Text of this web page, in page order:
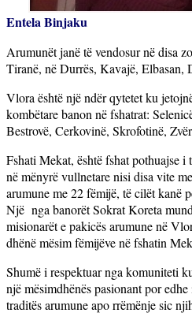
Entela Binjaku
Arumunët janë të vendosur në disa
Tiranë, në Durrës, Kavajë, Elbasan,
Vlora është një ndër qytetet ku
kombëtare banon në fshatrat:
Bestrovë, Cerkovinë, Skrofotinë,
Fshati Mekat, është fshat pothuajse
në mënyrë vullnetare nisi disa vite
arumune me 22 fëmijë, të cilët kanë
Një nga banorët Sokrat Koreta
misionarët e pakicës arumune në
dhënë mësim fëmijëve në fshatin
Shumë i respektuar nga komuniteti
një mësimdhënës pasionant por
traditës arumune apo rrëmënje sic